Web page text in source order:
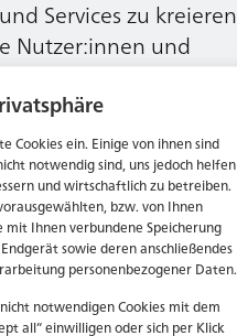
Cookies ein. Einige von ihnen sind
notwendig sind, uns jedoch helfen
und wirtschaftlich zu betreiben.
bzw. von Ihnen
Ihnen verbundene Speicherung
sowie deren anschließendes
personenbezogener Daten.
notwendigen Cookies mit dem
all” einwilligen oder sich per Klick
Services zu kreieren
Nutzer:innen und
im Auge behalten.